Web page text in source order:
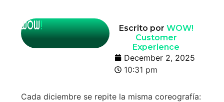
Escrito por WOW!
Customer
Experience
December 2, 2025
10:31 pm
Cada diciembre se repite la misma coreografía: